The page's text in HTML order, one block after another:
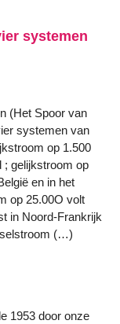
systemen
(Het Spoor van
systemen van
op 1.500
; gelijkstroom op
en in het
op 25.00O volt
in Noord-Frankrijk
(…)
1953 door onze